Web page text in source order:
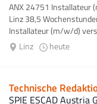
ANX 24751 Installateur
Linz 38,5
Installateur (m/w/d)
Linz
heute
Technische
SPIE ESCAD Austria